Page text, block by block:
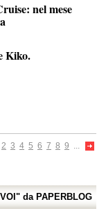
nel mese
Kiko.
2 3 4 5 6 7 8 9 ...
da PAPERBLOG